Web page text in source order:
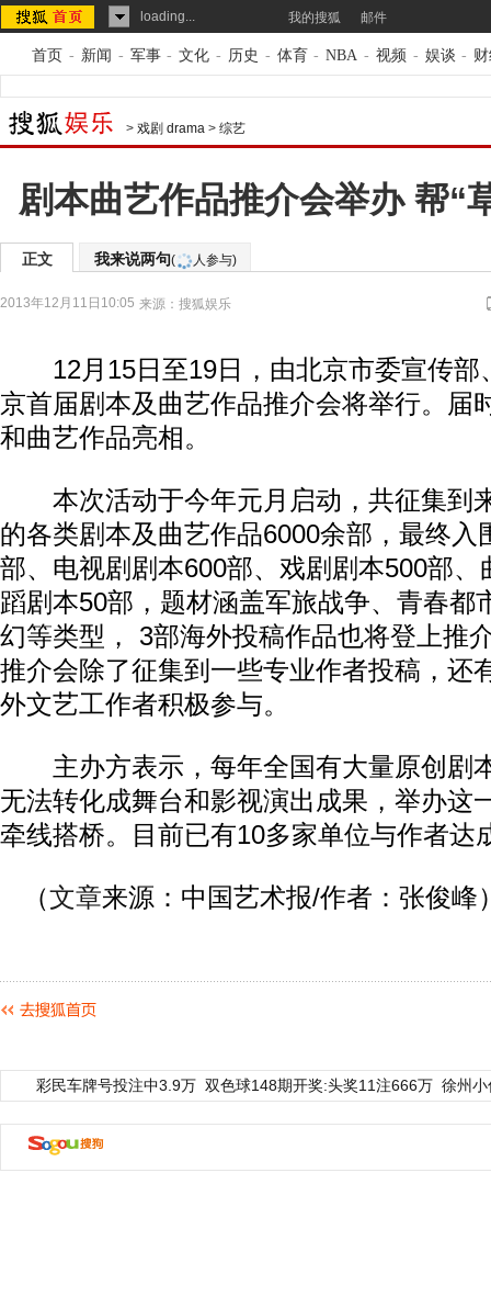
loading... 我的搜狐 邮件
首页 - 新闻 - 军事 - 文化 - 历史 - 体育 - NBA - 视频 - 娱谈 -
> 戏剧 drama > 综艺
剧本曲艺作品推介会举办 帮“
正文 我来说两句( 人参与)
2013年12月11日10:05 来源： 搜狐娱乐
12月15日至19日，由北京市委宣传部
京首届剧本及曲艺作品推介会将举行。届
和曲艺作品亮相。
本次活动于今年元月启动，共征集到
的各类剧本及曲艺作品6000余部，最终入
部、电视剧剧本600部、戏剧剧本500部、
蹈剧本50部，题材涵盖军旅战争、青春都
幻等类型， 3部海外投稿作品也将登上推
推介会除了征集到一些专业作者投稿，还
外文艺工作者积极参与。
主办方表示，每年全国有大量原创剧
无法转化成舞台和影视演出成果，举办这
牵线搭桥。目前已有10多家单位与作者达
（文章来源：中国艺术报/作者：张俊峰
彩民车牌号投注中3.9万 双色球148期开奖:头奖11注666万 徐州